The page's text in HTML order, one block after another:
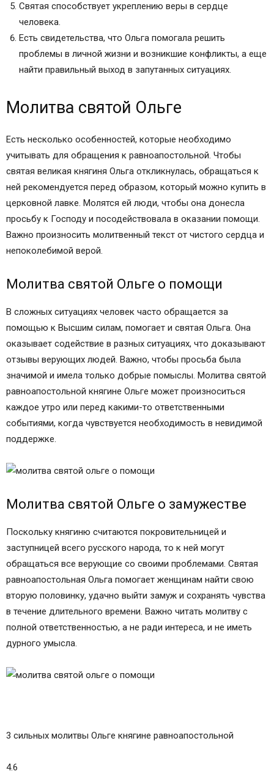
Святая способствует укреплению веры в сердце
человека.
Есть свидетельства, что Ольга помогала решить
проблемы в личной жизни и возникшие конфликты, а еще
найти правильный выход в запутанных ситуациях.
Молитва святой Ольге
Есть несколько особенностей, которые необходимо
учитывать для обращения к равноапостольной. Чтобы
святая великая княгиня Ольга откликнулась, обращаться к
ней рекомендуется перед образом, который можно купить в
церковной лавке. Молятся ей люди, чтобы она донесла
просьбу к Господу и посодействовала в оказании помощи.
Важно произносить молитвенный текст от чистого сердца и
непоколебимой верой.
Молитва святой Ольге о помощи
В сложных ситуациях человек часто обращается за
помощью к Высшим силам, помогает и святая Ольга. Она
оказывает содействие в разных ситуациях, что доказывают
отзывы верующих людей. Важно, чтобы просьба была
значимой и имела только добрые помыслы. Молитва святой
равноапостольной княгине Ольге может произноситься
каждое утро или перед какими-то ответственными
событиями, когда чувствуется необходимость в невидимой
поддержке.
Молитва святой Ольге о замужестве
Поскольку княгиню считаются покровительницей и
заступницей всего русского народа, то к ней могут
обращаться все верующие со своими проблемами. Святая
равноапостольная Ольга помогает женщинам найти свою
вторую половинку, удачно выйти замуж и сохранять чувства
в течение длительного времени. Важно читать молитву с
полной ответственностью, а не ради интереса, и не иметь
дурного умысла.
3 сильных молитвы Ольге княгине равноапостольной
4.6